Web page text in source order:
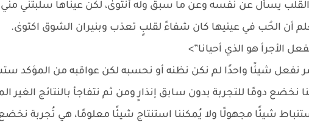
يسأل عن نفسه وعن ما سبق وله أنتوىٰ، لكن عيناها سلبتني مني
أن الحُب في عينيها كان شفاءً لقلبٍ تعذب وبنيران الشوق اكتوىٰ.
الأجرأ هو الذي أحيانا”>
نفعل شيئًا واحدًا لم نكن نظنه أو نحسبه لكن عواقبه من المؤكد
نخضع دومًا للتجربة بدون سابق إنذارٍ ومن ثم نتفاجأ بالنتائج
شيئًا مجهولًا ولا يُمكننا استنتاج شيئًا معلومًا، هي تُجربة نخضع